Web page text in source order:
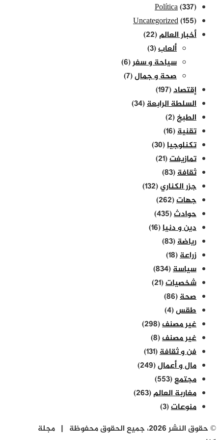
Política(337)
Uncategorized(155)
أخبار العالم(22)
ألعاب(3)
سياحة و سفر(6)
صحة و جمال(7)
إقتصاد(197)
السلطة الرابعة(34)
الطبخ(2)
تقنية(16)
تكنلوجيا(30)
تمازيغت(21)
ثقافة(83)
جزر الكناري(132)
جهات(262)
حوادث(435)
دين و دنيا(16)
رياضة(83)
زراعة(18)
سياسة(834)
شخصيات(21)
صحة(86)
طقس(4)
غير مصنف(298)
غير مصنف(8)
فن و ثقافة(131)
مال و أعمال(249)
مجتمع(553)
مغاربة العالم(263)
منوعات(3)
© حقوق النشر 2026، جميع الحقوق محفوظة | مجلة